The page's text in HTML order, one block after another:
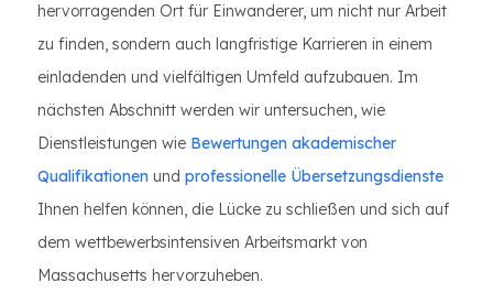
hervorragenden Ort für Einwanderer, um nicht nur Arbeit
zu finden, sondern auch langfristige Karrieren in einem
einladenden und vielfältigen Umfeld aufzubauen. Im
nächsten Abschnitt werden wir untersuchen, wie
Dienstleistungen wie Bewertungen akademischer
Qualifikationen und professionelle Übersetzungsdienste
Ihnen helfen können, die Lücke zu schließen und sich auf
dem wettbewerbsintensiven Arbeitsmarkt von
Massachusetts hervorzuheben.